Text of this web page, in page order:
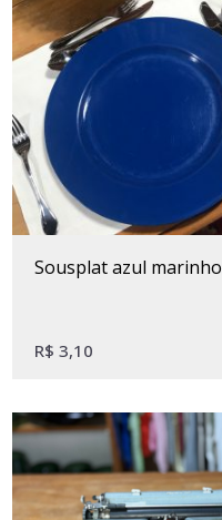
sousplat azul marinho
R$ 3,10